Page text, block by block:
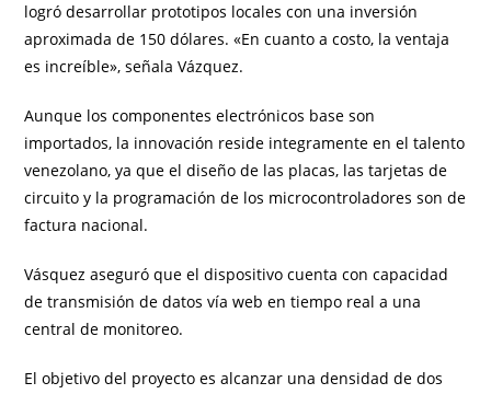
logró desarrollar prototipos locales con una inversión
aproximada de 150 dólares. «En cuanto a costo, la ventaja
es increíble», señala Vázquez.
Aunque los componentes electrónicos base son
importados, la innovación reside integramente en el talento
venezolano, ya que el diseño de las placas, las tarjetas de
circuito y la programación de los microcontroladores son de
factura nacional.
Vásquez aseguró que el dispositivo cuenta con capacidad
de transmisión de datos vía web en tiempo real a una
central de monitoreo.
El objetivo del proyecto es alcanzar una densidad de dos